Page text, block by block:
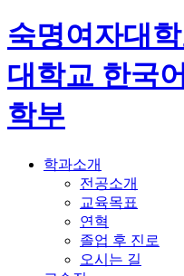
숙명여자대
대학교 한국
학부
학과소개
전공소개
교육목표
연혁
졸업 후 진로
오시는 길